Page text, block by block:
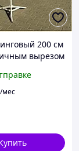
200 см
вырезом
/мес